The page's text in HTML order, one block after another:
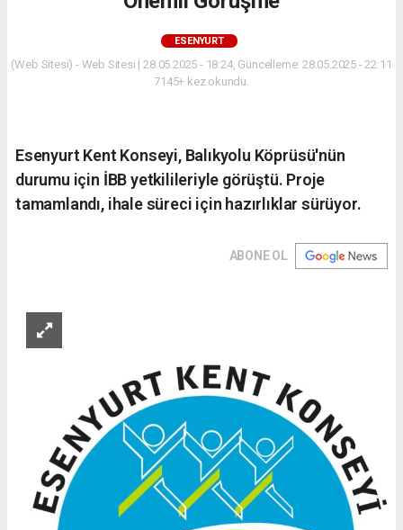
ESENYURT
(Web Sitesi) - Web Sitesi | 28.05.2025 - 18:24, Güncelleme: 28.05.2025 - 22:11
7145+ kez okundu.
Esenyurt Kent Konseyi, Balıkyolu Köprüsü'nün
durumu için İBB yetkilileriyle görüştü. Proje
tamamlandı, ihale süreci için hazırlıklar sürüyor.
ABONE OL